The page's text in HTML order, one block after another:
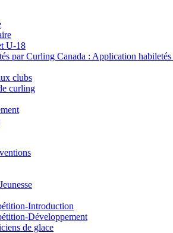
U-18
par Curling Canada : Application
clubs
curling
Introduction
Développement
de glace